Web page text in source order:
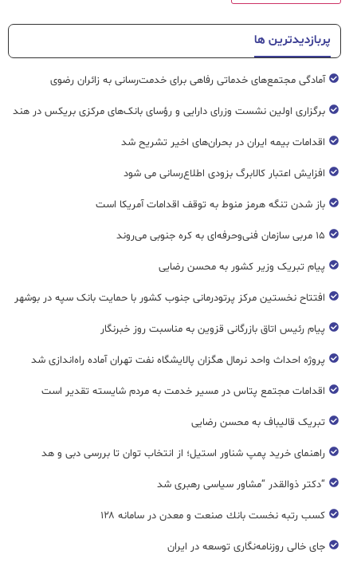
پربازدیدترین ها
آمادگی مجتمع‌های خدماتی رفاهی برای خدمت‌رسانی به زائران رضوی
برگزاری اولین نشست وزرای دارایی و رؤسای بانک‌های مرکزی بریکس در هند
اقدامات بیمه ایران در بحران‌های اخیر تشریح شد
افزایش اعتبار کالابرگ بزودی اطلاع‌رسانی می شود
باز شدن تنگه هرمز منوط به توقف اقدامات آمریکا است
۱۵ مربی سازمان فنی‌وحرفه‌ای به کره جنوبی می‌روند
پیام تبریک وزیر کشور به محسن رضایی
افتتاح نخستین مرکز پرتودرمانی جنوب کشور با حمایت بانک سپه در بوشهر
پیام رئیس اتاق بازرگانی قزوین به مناسبت روز خبرنگار
پروژه احداث واحد نرمال هگزان پالایشگاه نفت تهران آماده راه‌اندازی شد
اقدامات مجتمع پتاس در مسیر خدمت به مردم شایسته تقدیر است
تبریک قالیباف به محسن رضایی
راهنمای خرید پمپ شناور استیل؛ از انتخاب توان تا بررسی دبی و هد
“دکتر ذوالقدر “مشاور سیاسی رهبری شد
كسب رتبه نخست بانك صنعت و معدن در سامانه ۱۲۸
جای خالی روزنامه‌نگاری توسعه در ایران